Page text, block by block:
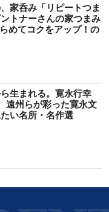
家呑み「リピートつま
トナーさんの家つまみ
てコクをアップ！の
生まれる。寛永行幸
遠州らが彩った寛永文
い名所・名作選